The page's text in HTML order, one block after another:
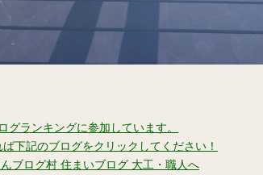
グランキングに参加しています。
ば下記のブログをクリックしてください！